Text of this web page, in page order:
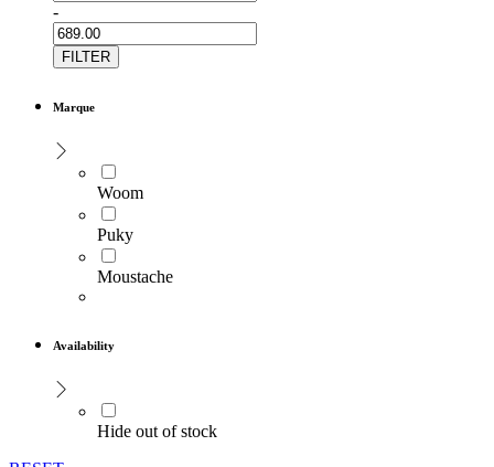
-
FILTER
Marque
Woom
Puky
Moustache
Availability
Hide out of stock